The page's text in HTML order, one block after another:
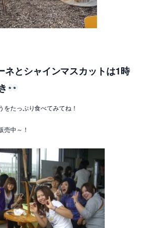
ネとシャインマスカットは1時
をたっぷり食べてみてね！
売中～！